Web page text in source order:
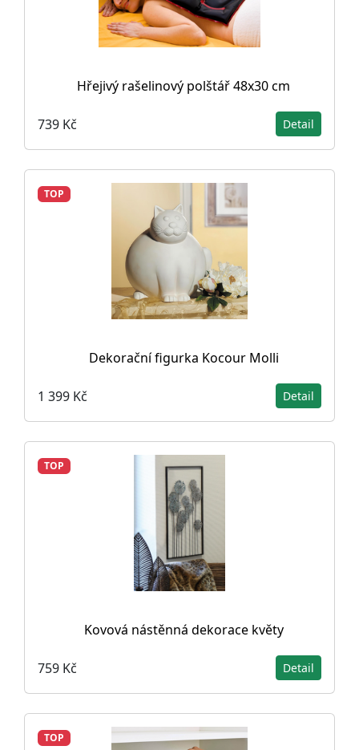
Hřejivý rašelinový polštář 48x30 cm
739 Kč Detail
TOP
Dekorační figurka Kocour Molli
1 399 Kč Detail
TOP
Kovová nástěnná dekorace květy
759 Kč Detail
TOP